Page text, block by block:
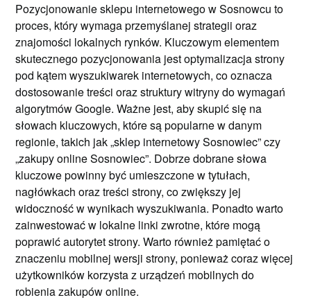
Pozycjonowanie sklepu internetowego w Sosnowcu to
proces, który wymaga przemyślanej strategii oraz
znajomości lokalnych rynków. Kluczowym elementem
skutecznego pozycjonowania jest optymalizacja strony
pod kątem wyszukiwarek internetowych, co oznacza
dostosowanie treści oraz struktury witryny do wymagań
algorytmów Google. Ważne jest, aby skupić się na
słowach kluczowych, które są popularne w danym
regionie, takich jak „sklep internetowy Sosnowiec” czy
„zakupy online Sosnowiec”. Dobrze dobrane słowa
kluczowe powinny być umieszczone w tytułach,
nagłówkach oraz treści strony, co zwiększy jej
widoczność w wynikach wyszukiwania. Ponadto warto
zainwestować w lokalne linki zwrotne, które mogą
poprawić autorytet strony. Warto również pamiętać o
znaczeniu mobilnej wersji strony, ponieważ coraz więcej
użytkowników korzysta z urządzeń mobilnych do
robienia zakupów online.